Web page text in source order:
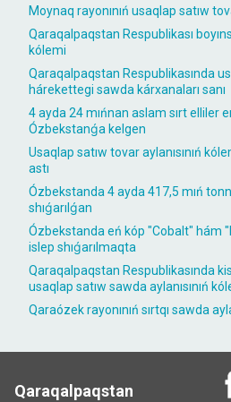
Moynaq rayonınıń usaqlap satıw
Qaraqalpaqstan Respublikası
kólemi
Qaraqalpaqstan Respublikasında
hárekettegi sawda kárxanaları sanı
4 ayda 24 mıńnan aslam sırt elliler
Ózbekstanǵa kelgen
Usaqlap satıw tovar aylanısınıń
astı
Ózbekstanda 4 ayda 417,5 mıń
shıǵarılǵan
Ózbekstanda eń kóp "Cobalt" hám
islep shıǵarılmaqta
Qaraqalpaqstan Respublikasında
usaqlap satıw sawda aylanısınıń
Qaraózek rayonınıń sırtqı sawda
Qaraqalpaqstan